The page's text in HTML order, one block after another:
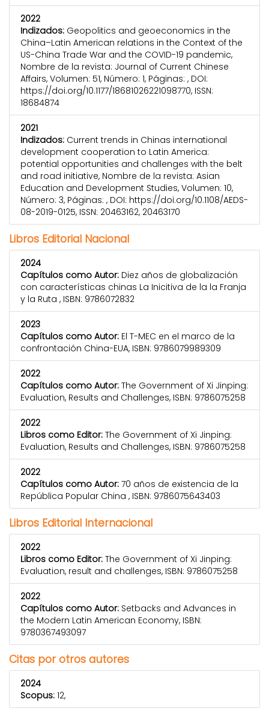
2022
Indizados: Geopolitics and geoeconomics in the
China–Latin American relations in the Context of the
US-China Trade War and the COVID-19 pandemic,
Nombre de la revista: Journal of Current Chinese
Affairs, Volumen: 51, Número: 1, Páginas: , DOI:
https://doi.org/10.1177/18681026221098770, ISSN:
18684874
2021
Indizados: Current trends in Chinas international
development cooperation to Latin America:
potential opportunities and challenges with the belt
and road initiative, Nombre de la revista: Asian
Education and Development Studies, Volumen: 10,
Número: 3, Páginas: , DOI: https://doi.org/10.1108/AEDS-
08-2019-0125, ISSN: 20463162, 20463170
Libros Editorial Nacional
2024
Capítulos como Autor: Diez años de globalización
con características chinas La Inicitiva de la la Franja
y la Ruta , ISBN: 9786072832
2023
Capítulos como Autor: El T-MEC en el marco de la
confrontación China-EUA, ISBN: 9786079989309
2022
Capítulos como Autor: The Government of Xi Jinping:
Evaluation, Results and Challenges, ISBN: 9786075258
2022
Libros como Editor: The Government of Xi Jinping:
Evaluation, Results and Challenges, ISBN: 9786075258
2022
Capítulos como Autor: 70 años de existencia de la
República Popular China , ISBN: 9786075643403
Libros Editorial Internacional
2022
Libros como Editor: The Government of Xi Jinping:
Evaluation, result and challenges, ISBN: 9786075258
2022
Capítulos como Autor: Setbacks and Advances in
the Modern Latin American Economy, ISBN:
9780367493097
Citas por otros autores
2024
Scopus: 12,